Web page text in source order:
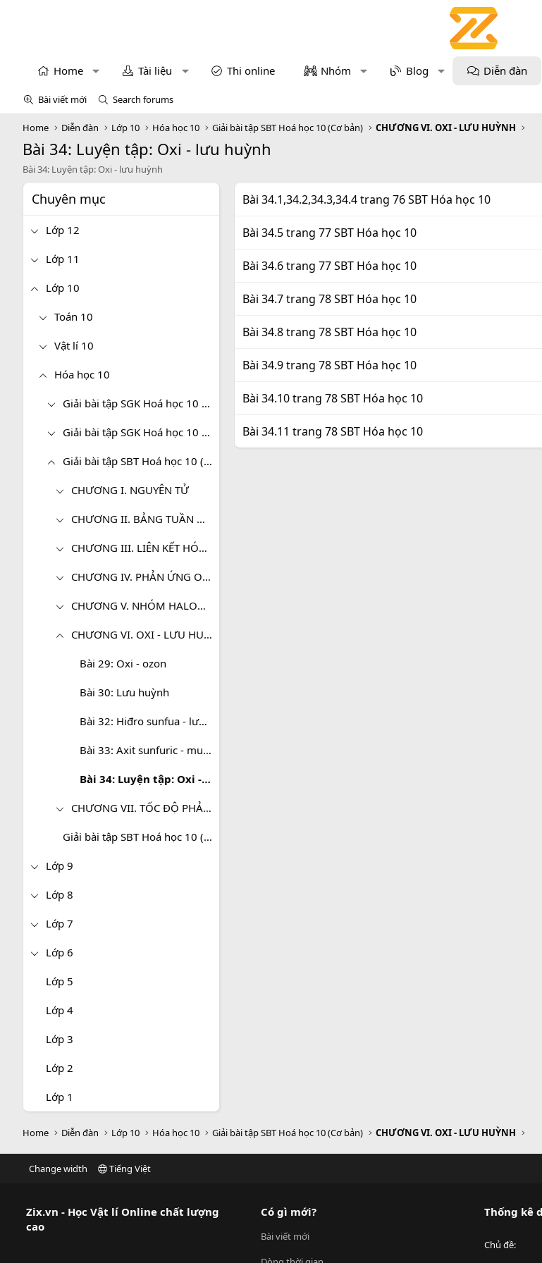
Home Tài liệu Thi online Nhóm Blog Diễn đàn
Bài viết mới Search forums
Home Diễn đàn Lớp 10 Hóa học 10 Giải bài tập SBT Hoá học 10 (Cơ bản) CHƯƠNG VI. OXI - LƯU HUỲNH
Bài 34: Luyện tập: Oxi - lưu huỳnh
Bài 34: Luyện tập: Oxi - lưu huỳnh
Chuyên mục
Lớp 12
Lớp 11
Lớp 10
Toán 10
Vật lí 10
Hóa học 10
Giải bài tập SGK Hoá học 10 (Cơ bản)
Giải bài tập SGK Hoá học 10 (Nâng cao)
Giải bài tập SBT Hoá học 10 (Cơ bản)
CHƯƠNG I. NGUYÊN TỬ
CHƯƠNG II. BẢNG TUẦN HOÀN CÁC NGUYÊN TỐ HÓA HỌC VÀ ĐỊNH LUẬT TUẦN HOÀN
CHƯƠNG III. LIÊN KẾT HÓA HỌC
CHƯƠNG IV. PHẢN ỨNG OXI HÓA - KHỬ
CHƯƠNG V. NHÓM HALOGEN
CHƯƠNG VI. OXI - LƯU HUỲNH
Bài 29: Oxi - ozon
Bài 30: Lưu huỳnh
Bài 32: Hiđro sunfua - lưu huỳnh đioxit - lưu huỳnh trioxit
Bài 33: Axit sunfuric - muối sunfat
Bài 34: Luyện tập: Oxi - lưu huỳnh
CHƯƠNG VII. TỐC ĐỘ PHẢN ỨNG VÀ CÂN BẰNG HÓA HỌC
Giải bài tập SBT Hoá học 10 (Nâng cao)
Lớp 9
Lớp 8
Lớp 7
Lớp 6
Lớp 5
Lớp 4
Lớp 3
Lớp 2
Lớp 1
Bài 34.1,34.2,34.3,34.4 trang 76 SBT Hóa học 10
Bài 34.5 trang 77 SBT Hóa học 10
Bài 34.6 trang 77 SBT Hóa học 10
Bài 34.7 trang 78 SBT Hóa học 10
Bài 34.8 trang 78 SBT Hóa học 10
Bài 34.9 trang 78 SBT Hóa học 10
Bài 34.10 trang 78 SBT Hóa học 10
Bài 34.11 trang 78 SBT Hóa học 10
Home Diễn đàn Lớp 10 Hóa học 10 Giải bài tập SBT Hoá học 10 (Cơ bản) CHƯƠNG VI. OXI - LƯU HUỲNH
Change width Tiếng Việt
Zix.vn - Học Vật lí Online chất lượng
cao
Có gì mới?
Bài viết mới
Thống kê
Chủ đề